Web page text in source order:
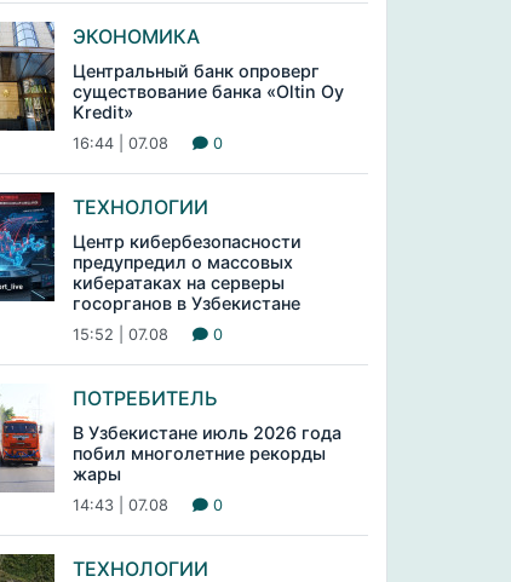
ЭКОНОМИКА
Центральный банк опроверг
существование банка «Oltin Oy
Kredit»
16:44 | 07.08 0
ТЕХНОЛОГИИ
Центр кибербезопасности
предупредил о массовых
кибератаках на серверы
госорганов в Узбекистане
15:52 | 07.08 0
ПОТРЕБИТЕЛЬ
В Узбекистане июль 2026 года
побил многолетние рекорды
жары
14:43 | 07.08 0
ТЕХНОЛОГИИ